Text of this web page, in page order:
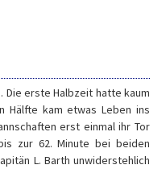
Die erste Halbzeit hatte kaum
Hälfte kam etwas Leben ins
erst einmal ihr Tor
zur 62. Minute bei beiden
L. Barth unwiderstehlich